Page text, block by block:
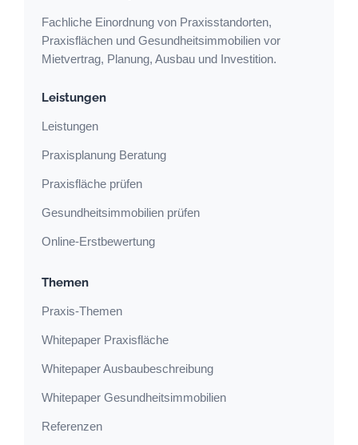
Fachliche Einordnung von Praxisstandorten,
Praxisflächen und Gesundheitsimmobilien vor
Mietvertrag, Planung, Ausbau und Investition.
Leistungen
Leistungen
Praxisplanung Beratung
Praxisfläche prüfen
Gesundheitsimmobilien prüfen
Online-Erstbewertung
Themen
Praxis-Themen
Whitepaper Praxisfläche
Whitepaper Ausbaubeschreibung
Whitepaper Gesundheitsimmobilien
Referenzen